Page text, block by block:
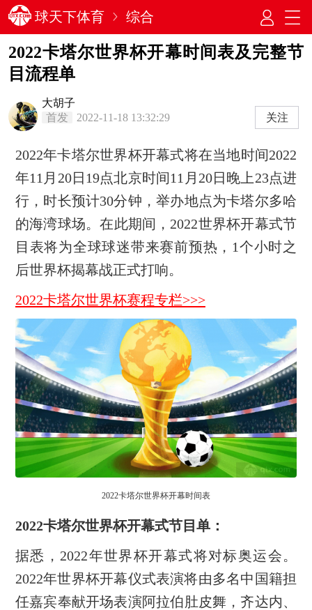
球天下体育 综合
2022卡塔尔世界杯开幕时间表及完整节
目流程单
大胡子
首发
2022-11-18 13:32:29 关注
2022年卡塔尔世界杯开幕式将在当地时间2022
年11月20日19点北京时间11月20日晚上23点进
行，时长预计30分钟，举办地点为卡塔尔多哈
的海湾球场。在此期间，2022世界杯开幕式节
目表将为全球球迷带来赛前预热，1个小时之
后世界杯揭幕战正式打响。
2022卡塔尔世界杯赛程专栏>>>
2022卡塔尔世界杯开幕时间表
2022卡塔尔世界杯开幕式节目单：
据悉，2022年世界杯开幕式将对标奥运会。
2022年世界杯开幕仪式表演将由多名中国籍担
任嘉宾奉献开场表演阿拉伯肚皮舞，齐达内、